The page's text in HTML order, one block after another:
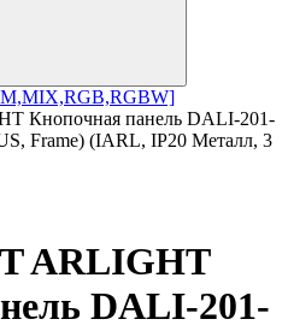
Кнопочная панель DALI-201-
Frame) (IARL, IP20 Металл, 3
ARLIGHT
DALI-201-